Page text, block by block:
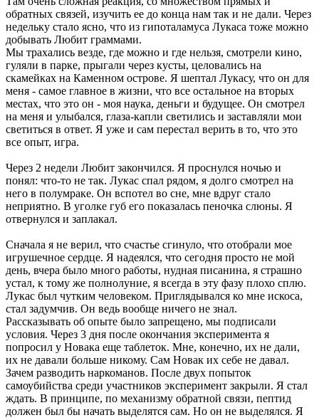
обратных связей, изучить ее до конца нам так и не дали. Через
недельку стало ясно, что из гипоталамуса Лукаса тоже можно
добывать Любит граммами.
Мы трахались везде, где можно и где нельзя, смотрели кино,
гуляли в парке, прыгали через кусты, целовались на
скамейках на Каменном острове. Я шептал Лукасу, что он для
меня - самое главное в жизни, что все остальное на вторых
местах, что это он - моя наука, деньги и будущее. Он смотрел
на меня и улыбался, глаза-капли светились и заставляли мои
светиться в ответ. Я уже и сам перестал верить в то, что это
все опыт, игра.
Через 2 недели Любит закончился. Я проснулся ночью и
понял: что-то не так. Лукас спал рядом, я долго смотрел на
него в полумраке. Он вспотел во сне, мне вдруг стало
неприятно. В уголке губ его показалась пеночка слюны. Я
отвернулся и заплакал.
Сначала я не верил, что счастье сгинуло, что отобрали мое
игрушечное сердце. Я надеялся, что сегодня просто не мой
день, вчера было много работы, нудная писанина, я страшно
устал, к тому же полнолуние, я всегда в эту фазу плохо сплю.
Лукас был чутким человеком. Приглядывался ко мне искоса,
стал задумчив. Он ведь вообще ничего не знал.
Рассказывать об опыте было запрещено, мы подписали
условия. Через 3 дня после окончания эксперимента я
попросил у Новака еще таблеток. Мне, конечно, их не дали,
их не давали больше никому. Сам Новак их себе не давал.
Зачем разводить наркоманов. После двух попыток
самоубийства среди участников эксперимент закрыли. Я стал
ждать. В принципе, по механизму обратной связи, пептид
должен был бы начать выделятся сам. Но он не выделялся. Я